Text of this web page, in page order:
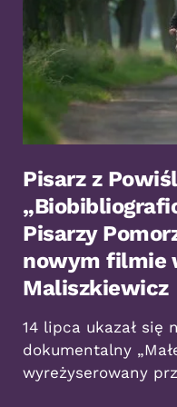
Pisarz z
Pisarzy
nowym filmie
Maliszkiewicz
14 lipca ukazał się
dokumentalny
wyreżyserowany